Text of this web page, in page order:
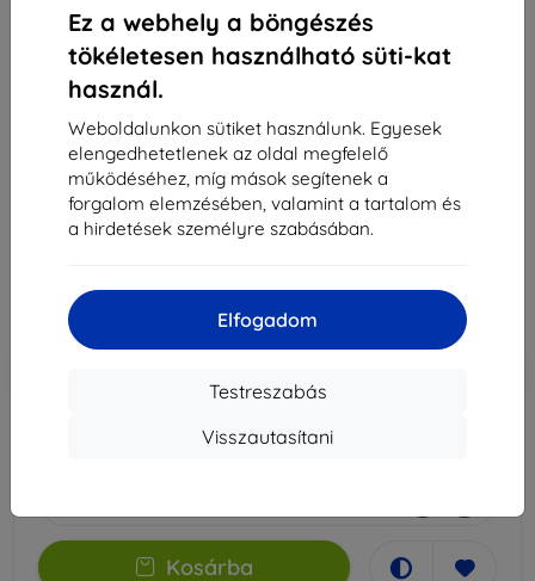
Ez a webhely a böngészés
tökéletesen használható süti-kat
használ.
Weboldalunkon sütiket használunk. Egyesek
elengedhetetlenek az oldal megfelelő
működéséhez, míg mások segítenek a
forgalom elemzésében, valamint a tartalom és
a hirdetések személyre szabásában.
Elfogadom
Testreszabás
Visszautasítani
Alkalmas: Lenovo Tab M10 10.1
Leírás és specifikáció
8 490 Ft
Ár ÁFA nelkül
Kosárba